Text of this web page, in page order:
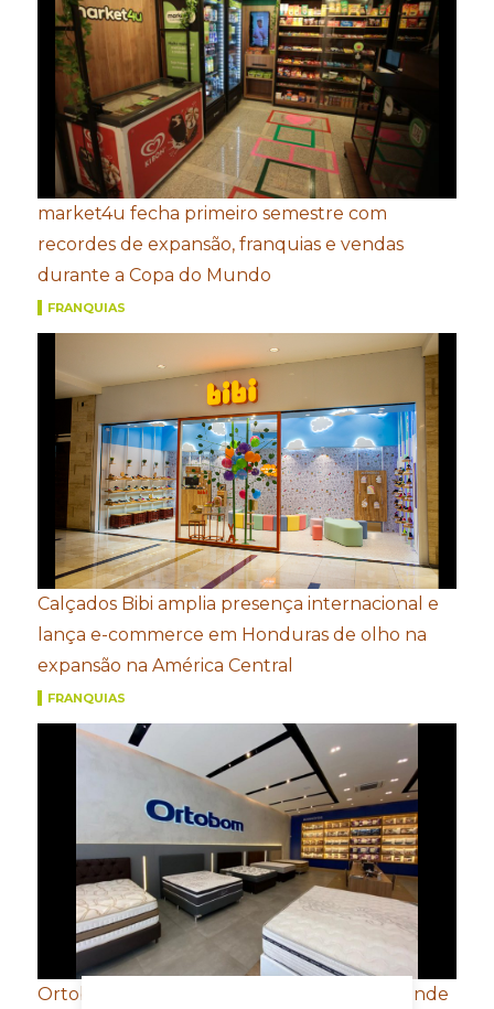
market4u fecha primeiro semestre com
recordes de expansão, franquias e vendas
durante a Copa do Mundo
FRANQUIAS
Calçados Bibi amplia presença internacional e
lança e-commerce em Honduras de olho na
expansão na América Central
FRANQUIAS
Ortobom aposta em novo conceito de estande